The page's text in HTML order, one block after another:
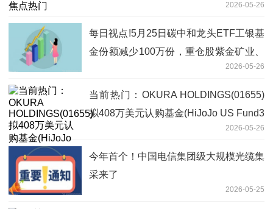
2026-05-26
每日视点!5月25日碳中和龙头ETF工银基
金份额减少100万份，重仓股紫金矿业、
2026-05-26
当前热门：OKURA HOLDINGS(01655)
拟408万美元认购基金(HiJoJo US Fund3
2026-05-26
今年首个！中国电信集团级大规模光缆集
采来了
2026-05-25